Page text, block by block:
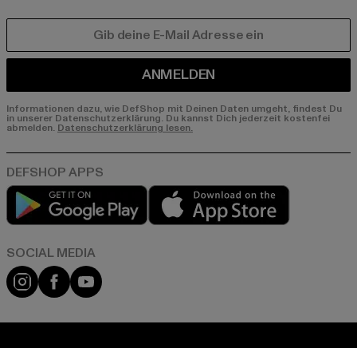
ANMELDEN
Informationen dazu, wie DefShop mit Deinen Daten umgeht, findest Du
in unserer Datenschutzerklärung. Du kannst Dich jederzeit kostenfei
abmelden. Datenschutzerklärung lesen.
Play market
Instagram
FacebookYouTube